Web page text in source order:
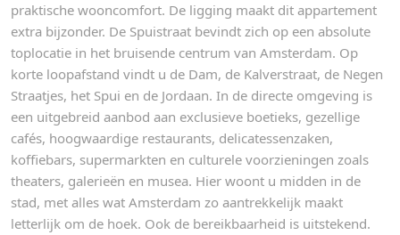
praktische wooncomfort. De ligging maakt dit appartement
extra bijzonder. De Spuistraat bevindt zich op een absolute
toplocatie in het bruisende centrum van Amsterdam. Op
korte loopafstand vindt u de Dam, de Kalverstraat, de Negen
Straatjes, het Spui en de Jordaan. In de directe omgeving is
een uitgebreid aanbod aan exclusieve boetieks, gezellige
cafés, hoogwaardige restaurants, delicatessenzaken,
koffiebars, supermarkten en culturele voorzieningen zoals
theaters, galerieën en musea. Hier woont u midden in de
stad, met alles wat Amsterdam zo aantrekkelijk maakt
letterlijk om de hoek. Ook de bereikbaarheid is uitstekend.